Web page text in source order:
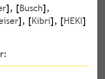
], [Busch],
], [Kibri], [HEKI]